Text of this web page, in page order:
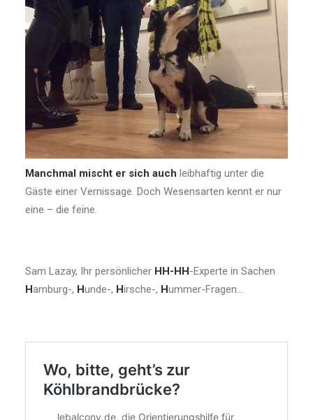
Manchmal mischt er sich auch leibhaftig unter die
Gäste einer Vernissage. Doch Wesensarten kennt er nur
eine – die feine.
Sam Lazay, Ihr persönlicher HH-HH -Experte in Sachen
Hamburg-, Hunde-, Hirsche-, Hummer-Fragen…